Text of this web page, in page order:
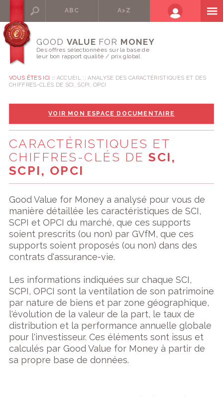
ABC A>Z
GOOD VALUE FOR MONEY
Des offres sélectionnées sur la base de
leur bon rapport qualité / prix global
VOUS ÊTES ICI :: ACCUEIL
ANALYSE DES CARACTÉRISTIQUES ET DES
CHIFFRES-CLÉS DE SCI, SCPI, OPCI
VOIR MON ESPACE DOCUMENTAIRE
CARACTÉRISTIQUES ET
CHIFFRES-CLÉS DESCI,
SCPI, OPCI
Good Value for Money a analysé pour vous de
manière détaillée les caractéristiques de SCI,
SCPI et OPCI du marché, que ces supports
soient prescrits (ou non) par GVfM, que ces
supports soient proposés (ou non) dans des
contrats d'assurance-vie.
Les informations indiquées sur chaque SCI,
SCPI, OPCI sont la ventilation de son patrimoine
par nature de biens et par zone géographique,
l'évolution de la valeur de la part, le taux de
distribution et la performance annuelle globale
pour l'investisseur. Ces éléments sont issus et
calculés par Good Value for Money à partir de
sa propre base de données.